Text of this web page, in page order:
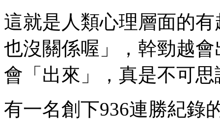
這就是人類心理層面的
也沒關係喔」，幹勁越
會「出來」，真是不可思
有一名創下936連勝紀錄